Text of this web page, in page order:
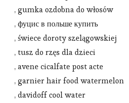
, gumka ozdobna do włosów
, фуцис в польше купить
, świece doroty szelągowskiej
, tusz do rzęs dla dzieci
, avene cicalfate post acte
, garnier hair food watermelon
, davidoff cool water